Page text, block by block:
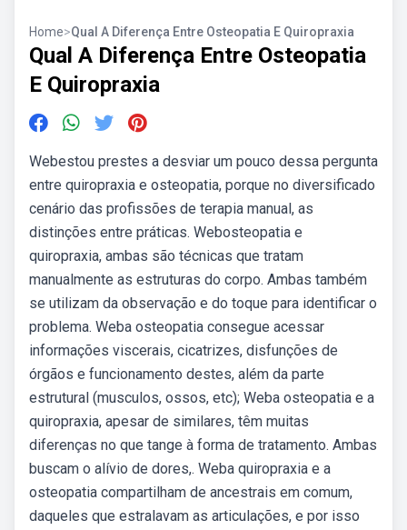
Home>Qual A Diferença Entre Osteopatia E Quiropraxia
Qual A Diferença Entre Osteopatia
E Quiropraxia
Webestou prestes a desviar um pouco dessa pergunta
entre quiropraxia e osteopatia, porque no diversificado
cenário das profissões de terapia manual, as
distinções entre práticas. Webosteopatia e
quiropraxia, ambas são técnicas que tratam
manualmente as estruturas do corpo. Ambas também
se utilizam da observação e do toque para identificar o
problema. Weba osteopatia consegue acessar
informações viscerais, cicatrizes, disfunções de
órgãos e funcionamento destes, além da parte
estrutural (musculos, ossos, etc); Weba osteopatia e a
quiropraxia, apesar de similares, têm muitas
diferenças no que tange à forma de tratamento. Ambas
buscam o alívio de dores,. Weba quiropraxia e a
osteopatia compartilham de ancestrais em comum,
daqueles que estralavam as articulações, e por isso